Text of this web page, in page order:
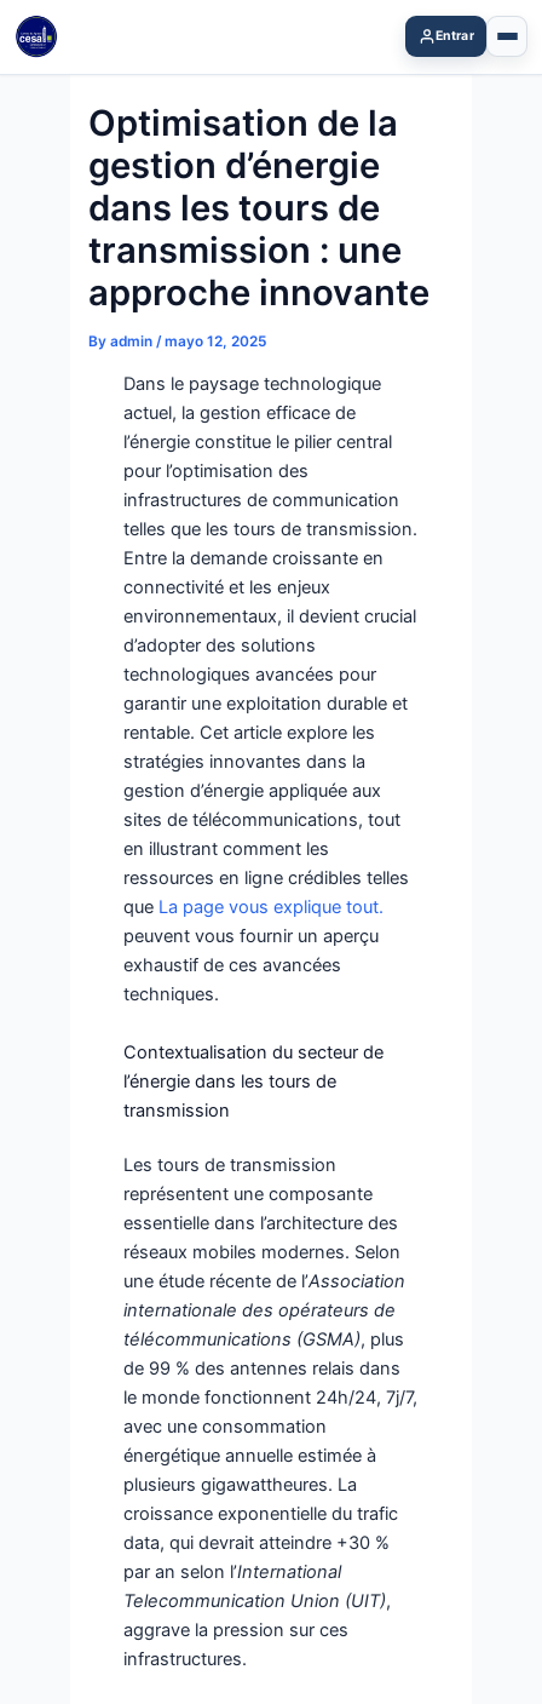
Skip
content
Entrar
Optimisation de la
gestion d’énergie
dans les tours de
transmission : une
approche innovante
By admin /mayo 12, 2025
Dans le paysage technologique
actuel, la gestion efficace de
l’énergie constitue le pilier central
pour l’optimisation des
infrastructures de communication
telles que les tours de transmission.
Entre la demande croissante en
connectivité et les enjeux
environnementaux, il devient crucial
d’adopter des solutions
technologiques avancées pour
garantir une exploitation durable et
rentable. Cet article explore les
stratégies innovantes dans la
gestion d’énergie appliquée aux
sites de télécommunications, tout
en illustrant comment les
ressources en ligne crédibles telles
que La page vous explique tout.
peuvent vous fournir un aperçu
exhaustif de ces avancées
techniques.
Contextualisation du secteur de
l’énergie dans les tours de
transmission
Les tours de transmission
représentent une composante
essentielle dans l’architecture des
réseaux mobiles modernes. Selon
une étude récente de l’Association
internationale des opérateurs de
télécommunications (GSMA), plus
de 99 % des antennes relais dans
le monde fonctionnent 24h/24, 7j/7,
avec une consommation
énergétique annuelle estimée à
plusieurs gigawattheures. La
croissance exponentielle du trafic
data, qui devrait atteindre +30 %
par an selon l’International
Telecommunication Union (UIT),
aggrave la pression sur ces
infrastructures.